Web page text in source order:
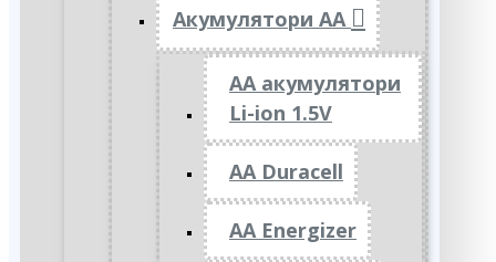
Акумулятори АА
AA акумулятори
Li-ion 1.5V
AA Duracell
AA Energizer